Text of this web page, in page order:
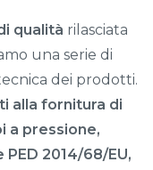
qualità rilasciata
una serie di
dei prodotti.
alla fornitura di
a pressione,
2014/68/EU,